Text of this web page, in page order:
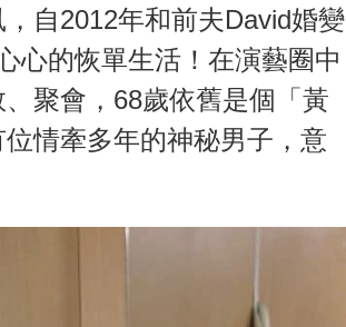
M
t
e
自2012年和前夫David婚變
心的恢單生活！在演藝圈中
聚會，68歲依舊是個「黃
情牽多年的神秘男子，意